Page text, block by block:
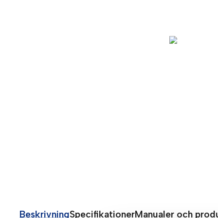
BeskrivningSpecifikationerManualer och